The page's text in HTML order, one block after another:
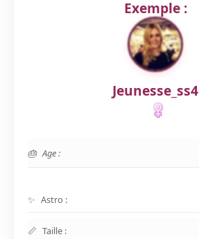
Exemple :
Jeunesse_ss4
Age :
Astro :
Taille :